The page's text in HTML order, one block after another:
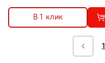
В 1 клик
1